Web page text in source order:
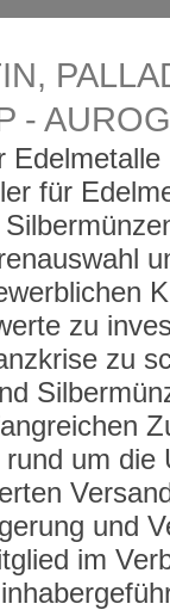
-
für
zu
zu
um die
und
im